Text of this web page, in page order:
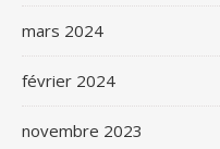
mars 2024
février 2024
novembre 2023